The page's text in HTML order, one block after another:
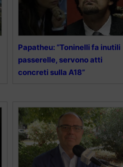
Papatheu: “Toninelli fa inutili
passerelle, servono atti
concreti sulla A18”